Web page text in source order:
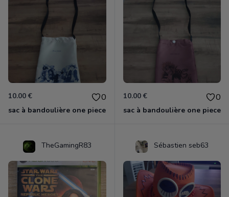
10.00 € 0
sac à bandoulière one piece
10.00 € 0
sac à bandoulière one piece
TheGamingR83 Sébastien seb63